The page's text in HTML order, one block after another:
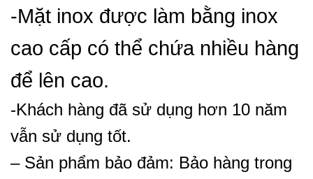
-Mặt inox được làm bằng inox
cao cấp có thể chứa nhiều hàng
để lên cao.
-Khách hàng đã sử dụng hơn 10 năm
vẫn sử dụng tốt.
– Sản phẩm bảo đảm: Bảo hàng trong